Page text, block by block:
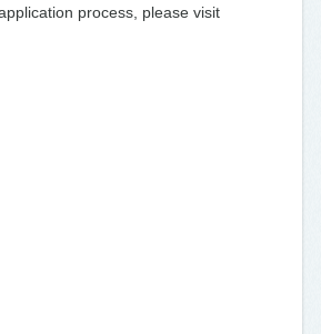
process, please visit